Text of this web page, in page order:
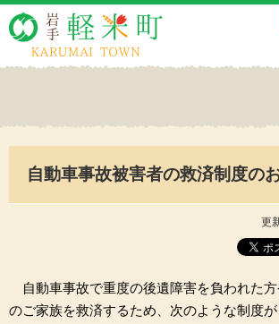
自動車事故被害者の救済制度の
更
自動車事故で重度の後遺障害を負われた
のご家族を救済するため、次のような制度が